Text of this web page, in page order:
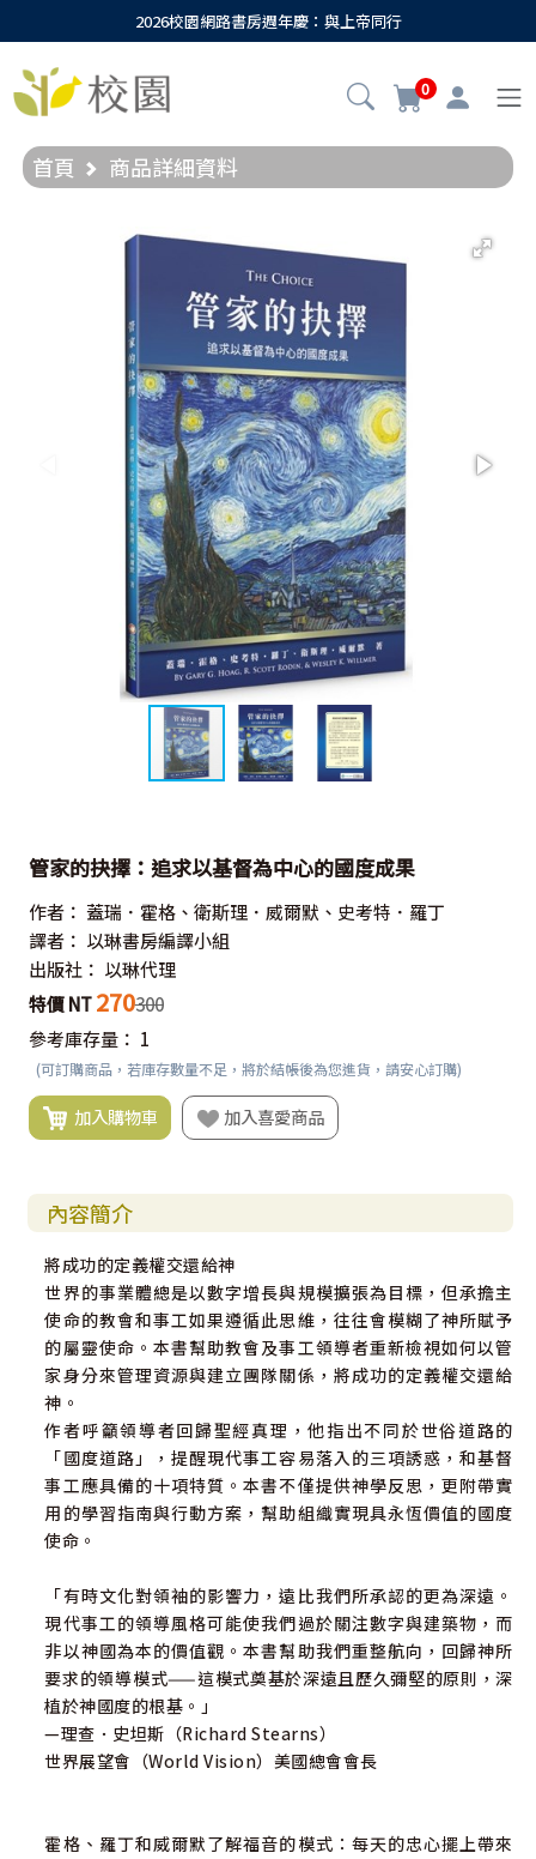
2026校園網路書房週年慶：與上帝同行
0
首頁 商品詳細資料
管家的抉擇：追求以基督為中心的國度成果
作者： 蓋瑞．霍格、衛斯理．威爾默、史考特．羅丁
譯者： 以琳書房編譯小組
出版社： 以琳代理
特價 NT 270300
參考庫存量： 1
(可訂購商品，若庫存數量不足，將於結帳後為您進貨，請安心訂購)
加入購物車 加入喜愛商品
內容簡介
將成功的定義權交還給神
世界的事業體總是以數字增長與規模擴張為目標，但承擔主
使命的教會和事工如果遵循此思維，往往會模糊了神所賦予
的屬靈使命。本書幫助教會及事工領導者重新檢視如何以管
家身分來管理資源與建立團隊關係，將成功的定義權交還給
神。
作者呼籲領導者回歸聖經真理，他指出不同於世俗道路的
「國度道路」，提醒現代事工容易落入的三項誘惑，和基督
事工應具備的十項特質。本書不僅提供神學反思，更附帶實
用的學習指南與行動方案，幫助組織實現具永恆價值的國度
使命。
「有時文化對領袖的影響力，遠比我們所承認的更為深遠。
現代事工的領導風格可能使我們過於關注數字與建築物，而
非以神國為本的價值觀。本書幫助我們重整航向，回歸神所
要求的領導模式——這模式奠基於深遠且歷久彌堅的原則，深
植於神國度的根基。」
—理查．史坦斯（Richard Stearns）
世界展望會（World Vision）美國總會會長
霍格、羅丁和威爾默了解福音的模式：每天的忠心擺上帶來